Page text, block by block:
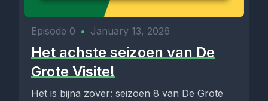
Episode 0 • January 13, 2026
Het achste seizoen van De
Grote Visite!
Het is bijna zover: seizoen 8 van De Grote